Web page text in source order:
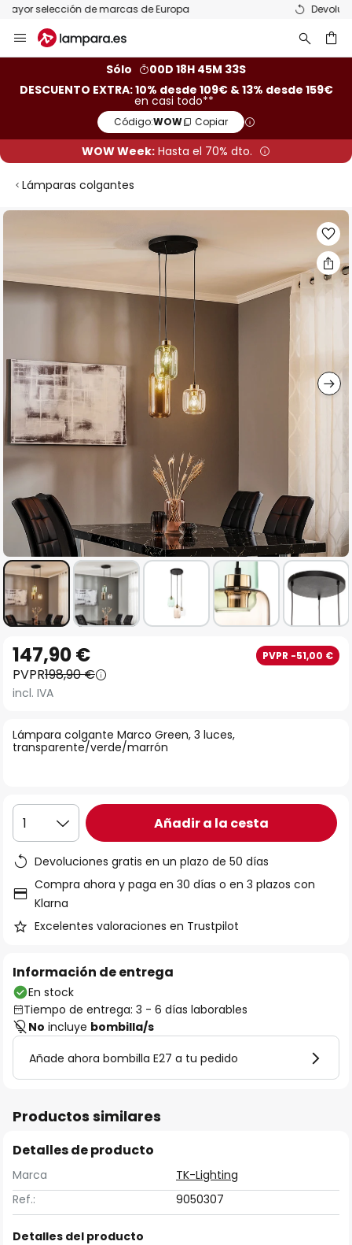
Devoluciones gratis en un plazo de 50 días
al
Sólo
00D 18H 45M 33S
DESCUENTO EXTRA: 10% desde 109€ & 13% desde 159€
en casi todo**
Código:WOW Copiar
WOW Week: Hasta el 70% dto.
Lámparas colgantes
Saltar
de
la
imágenes
comienzo
de
galería
de
Lámpara colgante Marco Green, 3 luces,
transparente/verde/marrón
147,90 € PVPR -51,00 €
PVPR198,90 €
incl. IVA
1 Añadir a la cesta
Devoluciones gratis en un plazo de 50 días
Compra ahora y paga en 30 días o en 3 plazos con
Klarna
Excelentes valoraciones en Trustpilot
Información de entrega
En stock
Tiempo de entrega: 3 - 6 días laborables
No incluye bombilla/s
Añade ahora bombilla E27 a tu pedido
Productos similares
Detalles de producto
Marca
TK-Lighting
Ref.:
9050307
Detalles del producto